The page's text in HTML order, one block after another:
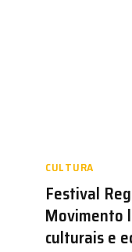
CULTURA
Festival
Movimento
culturais e